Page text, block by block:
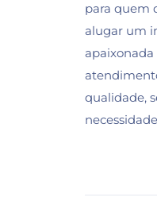
para quem
alugar um
qualidade,